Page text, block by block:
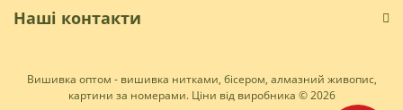
Наші контакти
Вишивка оптом - вишивка нитками, бісером, алмазний живопис,
картини за номерами. Ціни від виробника © 2026